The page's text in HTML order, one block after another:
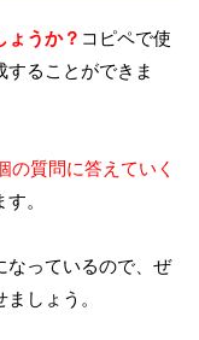
ょうか？ コピペで使
することができま
の質問に答えていく
。
なっているので、ぜ
ましょう。